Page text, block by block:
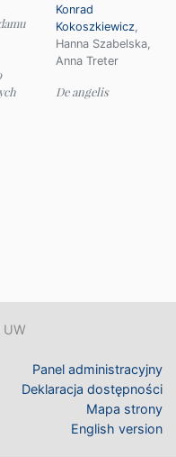
Konrad
Kokoszkiewicz,
Hanna Szabelska,
Anna Treter
De angelis
Panel administracyjny
Deklaracja dostępności
Mapa strony
English version